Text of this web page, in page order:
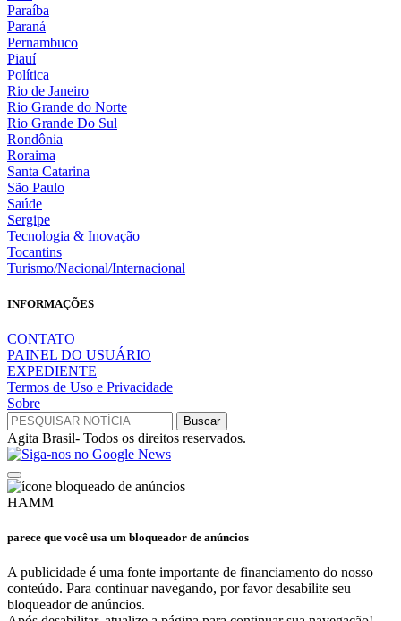
Paraíba
Paraná
Pernambuco
Piauí
Política
Rio de Janeiro
Rio Grande do Norte
Rio Grande Do Sul
Rondônia
Roraima
Santa Catarina
São Paulo
Saúde
Sergipe
Tecnologia & Inovação
Tocantins
Turismo/Nacional/Internacional
INFORMAÇÕES
CONTATO
PAINEL DO USUÁRIO
EXPEDIENTE
Termos de Uso e Privacidade
Sobre
Agita Brasil- Todos os direitos reservados.
HAMM
parece que você usa um bloqueador de anúncios
A publicidade é uma fonte importante de financiamento do nosso
conteúdo. Para continuar navegando, por favor desabilite seu
bloqueador de anúncios.